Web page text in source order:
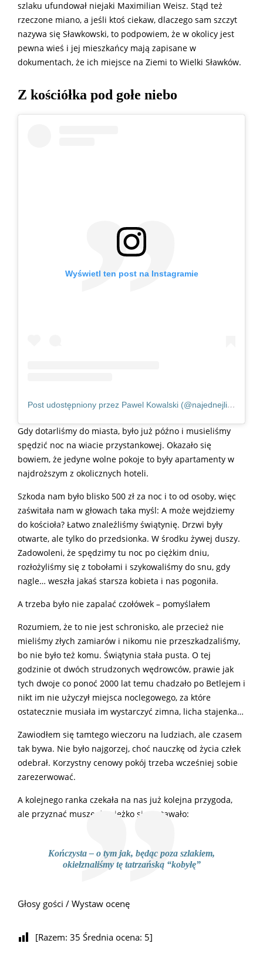
szlaku ufundował niejaki Maximilian Weisz. Stąd też
rzeczone miano, a jeśli ktoś ciekaw, dlaczego sam szczyt
nazywa się Sławkowski, to podpowiem, że w okolicy jest
pewna wieś i jej mieszkańcy mają zapisane w
dokumentach, że ich miejsce na Ziemi to Wielki Sławków.
Z kościółka pod gołe niebo
Wyświetl ten post na Instagramie
Post udostępniony przez Pawel Kowalski (@najednejlinie)
Gdy dotarliśmy do miasta, było już późno i musieliśmy
spędzić noc na wiacie przystankowej. Okazało się
bowiem, że jedyne wolne pokoje to były apartamenty w
najdroższym z okolicznych hoteli.
Szkoda nam było blisko 500 zł za noc i to od osoby, więc
zaświtała nam w głowach taka myśl: A może wejdziemy
do kościoła? Łatwo znaleźliśmy świątynię. Drzwi były
otwarte, ale tylko do przedsionka. W środku żywej duszy.
Zadowoleni, że spędzimy tu noc po ciężkim dniu,
rozłożyliśmy się z tobołami i szykowaliśmy do snu, gdy
nagle… weszła jakaś starsza kobieta i nas pogoniła.
A trzeba było nie zapalać czołówek – pomyślałem
Rozumiem, że to nie jest schronisko, ale przecież nie
mieliśmy złych zamiarów i nikomu nie przeszkadzaliśmy,
bo nie było też komu. Świątynia stała pusta. O tej
godzinie ot dwóch strudzonych wędrowców, prawie jak
tych dwoje co ponoć 2000 lat temu chadzało po Betlejem i
nikt im nie użyczył miejsca noclegowego, za które
ostatecznie musiała im wystarczyć zimna, licha stajenka…
Zawiodłem się tamtego wieczoru na ludziach, ale czasem
tak bywa. Nie było najgorzej, choć nauczkę od życia człek
odebrał. Korzystny cenowy pokój trzeba wcześniej sobie
zarezerwować.
A kolejnego ranka czekała na nas już kolejna przygoda,
ale przyznać muszę, że ciężko się wstawało:
Kończysta – o tym jak, będąc poza szlakiem,
okiełznaliśmy tę tatrzańską “kobyłę”
Głosy gości / Wystaw ocenę
[Razem: 35 Średnia ocena: 5]